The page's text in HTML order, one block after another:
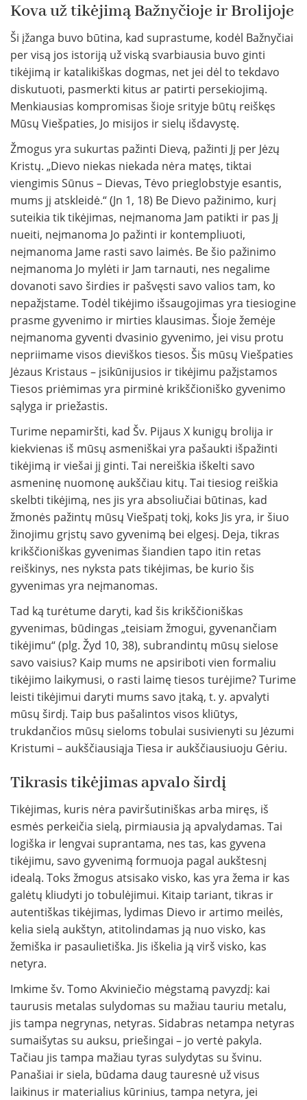
Kova už tikėjimą Bažnyčioje ir Brolijoje
Ši įžanga buvo būtina, kad suprastume, kodėl Bažnyčiai
per visą jos istoriją už viską svarbiausia buvo ginti
tikėjimą ir katalikiškas dogmas, net jei dėl to tekdavo
diskutuoti, pasmerkti kitus ar patirti persekiojimą.
Menkiausias kompromisas šioje srityje būtų reiškęs
Mūsų Viešpaties, Jo misijos ir sielų išdavystę.
Žmogus yra sukurtas pažinti Dievą, pažinti Jį per Jėzų
Kristų. „Dievo niekas niekada nėra matęs, tiktai
viengimis Sūnus – Dievas, Tėvo prieglobstyje esantis,
mums jį atskleidė.“ (Jn 1, 18) Be Dievo pažinimo, kurį
suteikia tik tikėjimas, neįmanoma Jam patikti ir pas Jį
nueiti, neįmanoma Jo pažinti ir kontempliuoti,
neįmanoma Jame rasti savo laimės. Be šio pažinimo
neįmanoma Jo mylėti ir Jam tarnauti, nes negalime
dovanoti savo širdies ir pašvęsti savo valios tam, ko
nepažįstame. Todėl tikėjimo išsaugojimas yra tiesiogine
prasme gyvenimo ir mirties klausimas. Šioje žemėje
neįmanoma gyventi dvasinio gyvenimo, jei visu protu
nepriimame visos dieviškos tiesos. Šis mūsų Viešpaties
Jėzaus Kristaus – įsikūnijusios ir tikėjimu pažįstamos
Tiesos priėmimas yra pirminė krikščioniško gyvenimo
sąlyga ir priežastis.
Turime nepamiršti, kad Šv. Pijaus X kunigų brolija ir
kiekvienas iš mūsų asmeniškai yra pašaukti išpažinti
tikėjimą ir viešai jį ginti. Tai nereiškia iškelti savo
asmeninę nuomonę aukščiau kitų. Tai tiesiog reiškia
skelbti tikėjimą, nes jis yra absoliučiai būtinas, kad
žmonės pažintų mūsų Viešpatį tokį, koks Jis yra, ir šiuo
žinojimu grįstų savo gyvenimą bei elgesį. Deja, tikras
krikščioniškas gyvenimas šiandien tapo itin retas
reiškinys, nes nyksta pats tikėjimas, be kurio šis
gyvenimas yra neįmanomas.
Tad ką turėtume daryti, kad šis krikščioniškas
gyvenimas, būdingas „teisiam žmogui, gyvenančiam
tikėjimu“ (plg. Žyd 10, 38), subrandintų mūsų sielose
savo vaisius? Kaip mums ne apsiriboti vien formaliu
tikėjimo laikymusi, o rasti laimę tiesos turėjime? Turime
leisti tikėjimui daryti mums savo įtaką, t. y. apvalyti
mūsų širdį. Taip bus pašalintos visos kliūtys,
trukdančios mūsų sieloms tobulai susivienyti su Jėzumi
Kristumi – aukščiausiąja Tiesa ir aukščiausiuoju Gėriu.
Tikrasis tikėjimas apvalo širdį
Tikėjimas, kuris nėra paviršutiniškas arba miręs, iš
esmės perkeičia sielą, pirmiausia ją apvalydamas. Tai
logiška ir lengvai suprantama, nes tas, kas gyvena
tikėjimu, savo gyvenimą formuoja pagal aukštesnį
idealą. Toks žmogus atsisako visko, kas yra žema ir kas
galėtų kliudyti jo tobulėjimui. Kitaip tariant, tikras ir
autentiškas tikėjimas, lydimas Dievo ir artimo meilės,
kelia sielą aukštyn, atitolindamas ją nuo visko, kas
žemiška ir pasaulietiška. Jis iškelia ją virš visko, kas
netyra.
Imkime šv. Tomo Akviniečio mėgstamą pavyzdį: kai
taurusis metalas sulydomas su mažiau tauriu metalu,
jis tampa negrynas, netyras. Sidabras netampa netyras
sumaišytas su auksu, priešingai – jo vertė pakyla.
Tačiau jis tampa mažiau tyras sulydytas su švinu.
Panašiai ir siela, būdama daug tauresnė už visus
laikinus ir materialius kūrinius, tampa netyra, jei